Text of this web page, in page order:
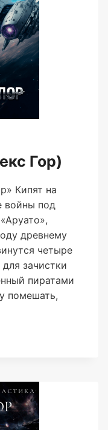
Гор)
Кипят на
войны под
древнему
четыре
зачистки
пиратами
помешать,